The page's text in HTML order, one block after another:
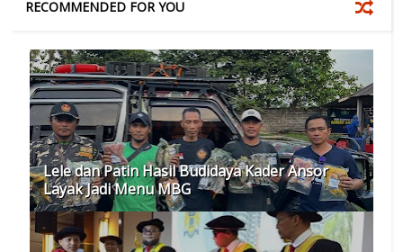
RECOMMENDED FOR YOU
Lele dan Patin Hasil Budidaya Kader Ansor
Layak Jadi Menu MBG